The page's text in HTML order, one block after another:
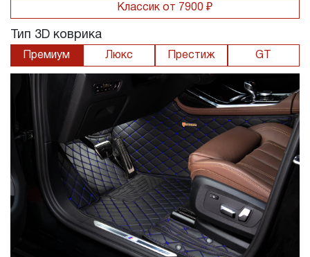
Классик от 7900 ₽
Тип 3D коврика
Премиум Люкс Престиж GT